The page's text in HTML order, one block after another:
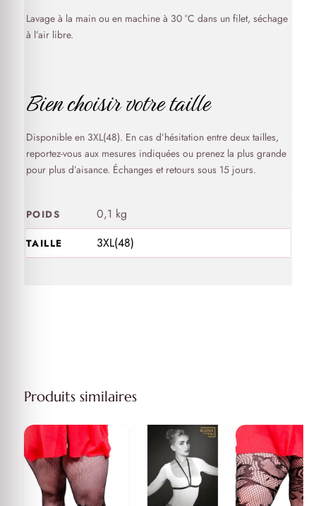
Lavage à la main ou en machine à 30 °C dans un filet, séchage
à l’air libre.
Bien choisir votre taille
Disponible en 3XL(48). En cas d’hésitation entre deux tailles,
reportez-vous aux mesures indiquées ou prenez la plus grande
pour plus d’aisance. Échanges et retours sous 15 jours.
POIDS 0,1 kg
TAILLE 3XL(48)
Produits similaires